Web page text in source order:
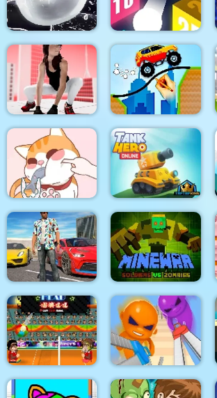
Crowd Run 3D Truck Deliver 3D
Mini Bubbles Crazy shooting
Parkour GO
Draw and Save The
Happy Cat Puzzle Tank Hero Online
Gangster Shooting
Police Game
MineWar Soldiers vs
Zombies